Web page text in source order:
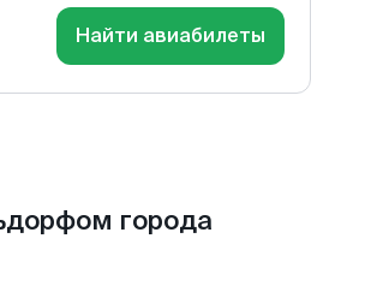
Найти авиабилеты
города